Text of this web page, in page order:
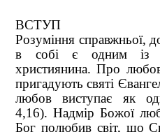
ВСТУП
Розуміння справжньої,
в собі є одним із
християнина. Про
пригадують святі
любов виступає як
4,16). Надмір Божої
Бог полюбив світ, що